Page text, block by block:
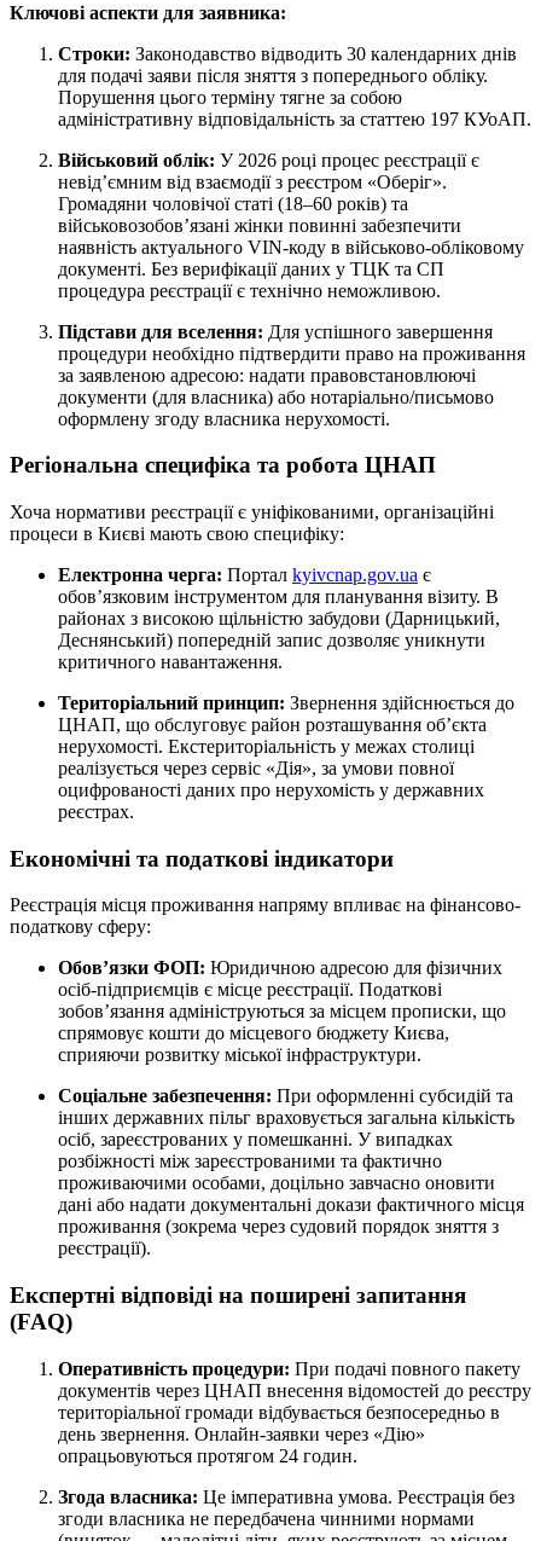
Ключові аспекти для заявника:
Строки: Законодавство відводить 30 календарних днів
для подачі заяви після зняття з попереднього обліку.
Порушення цього терміну тягне за собою
адміністративну відповідальність за статтею 197 КУоАП.
Військовий облік: У 2026 році процес реєстрації є
невід’ємним від взаємодії з реєстром «Оберіг».
Громадяни чоловічої статі (18–60 років) та
військовозобов’язані жінки повинні забезпечити
наявність актуального VIN-коду в військово-обліковому
документі. Без верифікації даних у ТЦК та СП
процедура реєстрації є технічно неможливою.
Підстави для вселення: Для успішного завершення
процедури необхідно підтвердити право на проживання
за заявленою адресою: надати правовстановлюючі
документи (для власника) або нотаріально/письмово
оформлену згоду власника нерухомості.
Регіональна специфіка та робота ЦНАП
Хоча нормативи реєстрації є уніфікованими, організаційні
процеси в Києві мають свою специфіку:
Електронна черга: Портал kyivcnap.gov.ua є
обов’язковим інструментом для планування візиту. В
районах з високою щільністю забудови (Дарницький,
Деснянський) попередній запис дозволяє уникнути
критичного навантаження.
Територіальний принцип: Звернення здійснюється до
ЦНАП, що обслуговує район розташування об’єкта
нерухомості. Екстериторіальність у межах столиці
реалізується через сервіс «Дія», за умови повної
оцифрованості даних про нерухомість у державних
реєстрах.
Економічні та податкові індикатори
Реєстрація місця проживання напряму впливає на фінансово-
податкову сферу:
Обов’язки ФОП: Юридичною адресою для фізичних
осіб-підприємців є місце реєстрації. Податкові
зобов’язання адмініструються за місцем прописки, що
спрямовує кошти до місцевого бюджету Києва,
сприяючи розвитку міської інфраструктури.
Соціальне забезпечення: При оформленні субсидій та
інших державних пільг враховується загальна кількість
осіб, зареєстрованих у помешканні. У випадках
розбіжності між зареєстрованими та фактично
проживаючими особами, доцільно завчасно оновити
дані або надати документальні докази фактичного місця
проживання (зокрема через судовий порядок зняття з
реєстрації).
Експертні відповіді на поширені запитання
(FAQ)
Оперативність процедури: При подачі повного пакету
документів через ЦНАП внесення відомостей до реєстру
територіальної громади відбувається безпосередньо в
день звернення. Онлайн-заявки через «Дію»
опрацьовуються протягом 24 годин.
Згода власника: Це імперативна умова. Реєстрація без
згоди власника не передбачена чинними нормами